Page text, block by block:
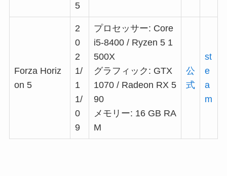
5
Forza Horiz
on 5
2
0
2
1/
1
1/
0
9
プロセッサー: Core
i5-8400 / Ryzen 5 1
500X
グラフィック: GTX
1070 / Radeon RX 5
90
メモリー: 16 GB RA
M
公
式
st
e
a
m